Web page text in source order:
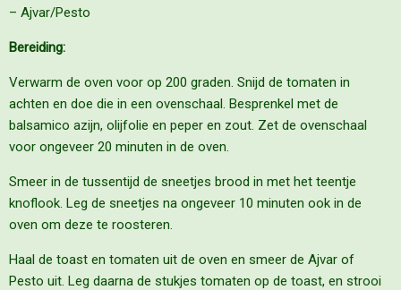
– Ajvar/Pesto
Bereiding:
Verwarm de oven voor op 200 graden. Snijd de tomaten in
achten en doe die in een ovenschaal. Besprenkel met de
balsamico azijn, olijfolie en peper en zout. Zet de ovenschaal
voor ongeveer 20 minuten in de oven.
Smeer in de tussentijd de sneetjes brood in met het teentje
knoflook. Leg de sneetjes na ongeveer 10 minuten ook in de
oven om deze te roosteren.
Haal de toast en tomaten uit de oven en smeer de Ajvar of
Pesto uit. Leg daarna de stukjes tomaten op de toast, en strooi